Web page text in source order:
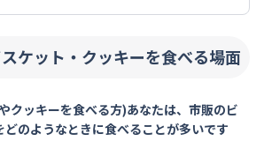
ケット・クッキーを食べる場面
クッキーを食べる方)あなたは、市販のビ
どのようなときに食べることが多いです